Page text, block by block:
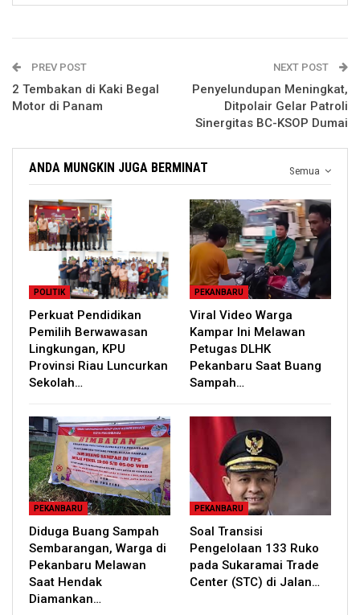
PREV POST
2 Tembakan di Kaki Begal
Motor di Panam
NEXT POST
Penyelundupan Meningkat,
Ditpolair Gelar Patroli
Sinergitas BC-KSOP Dumai
Semua
ANDA MUNGKIN JUGA BERMINAT
POLITIK
Perkuat Pendidikan
Pemilih Berwawasan
Lingkungan, KPU
Provinsi Riau Luncurkan
Sekolah…
PEKANBARU
Viral Video Warga
Kampar Ini Melawan
Petugas DLHK
Pekanbaru Saat Buang
Sampah…
PEKANBARU
Diduga Buang Sampah
Sembarangan, Warga di
Pekanbaru Melawan
Saat Hendak
Diamankan…
PEKANBARU
Soal Transisi
Pengelolaan 133 Ruko
pada Sukaramai Trade
Center (STC) di Jalan…